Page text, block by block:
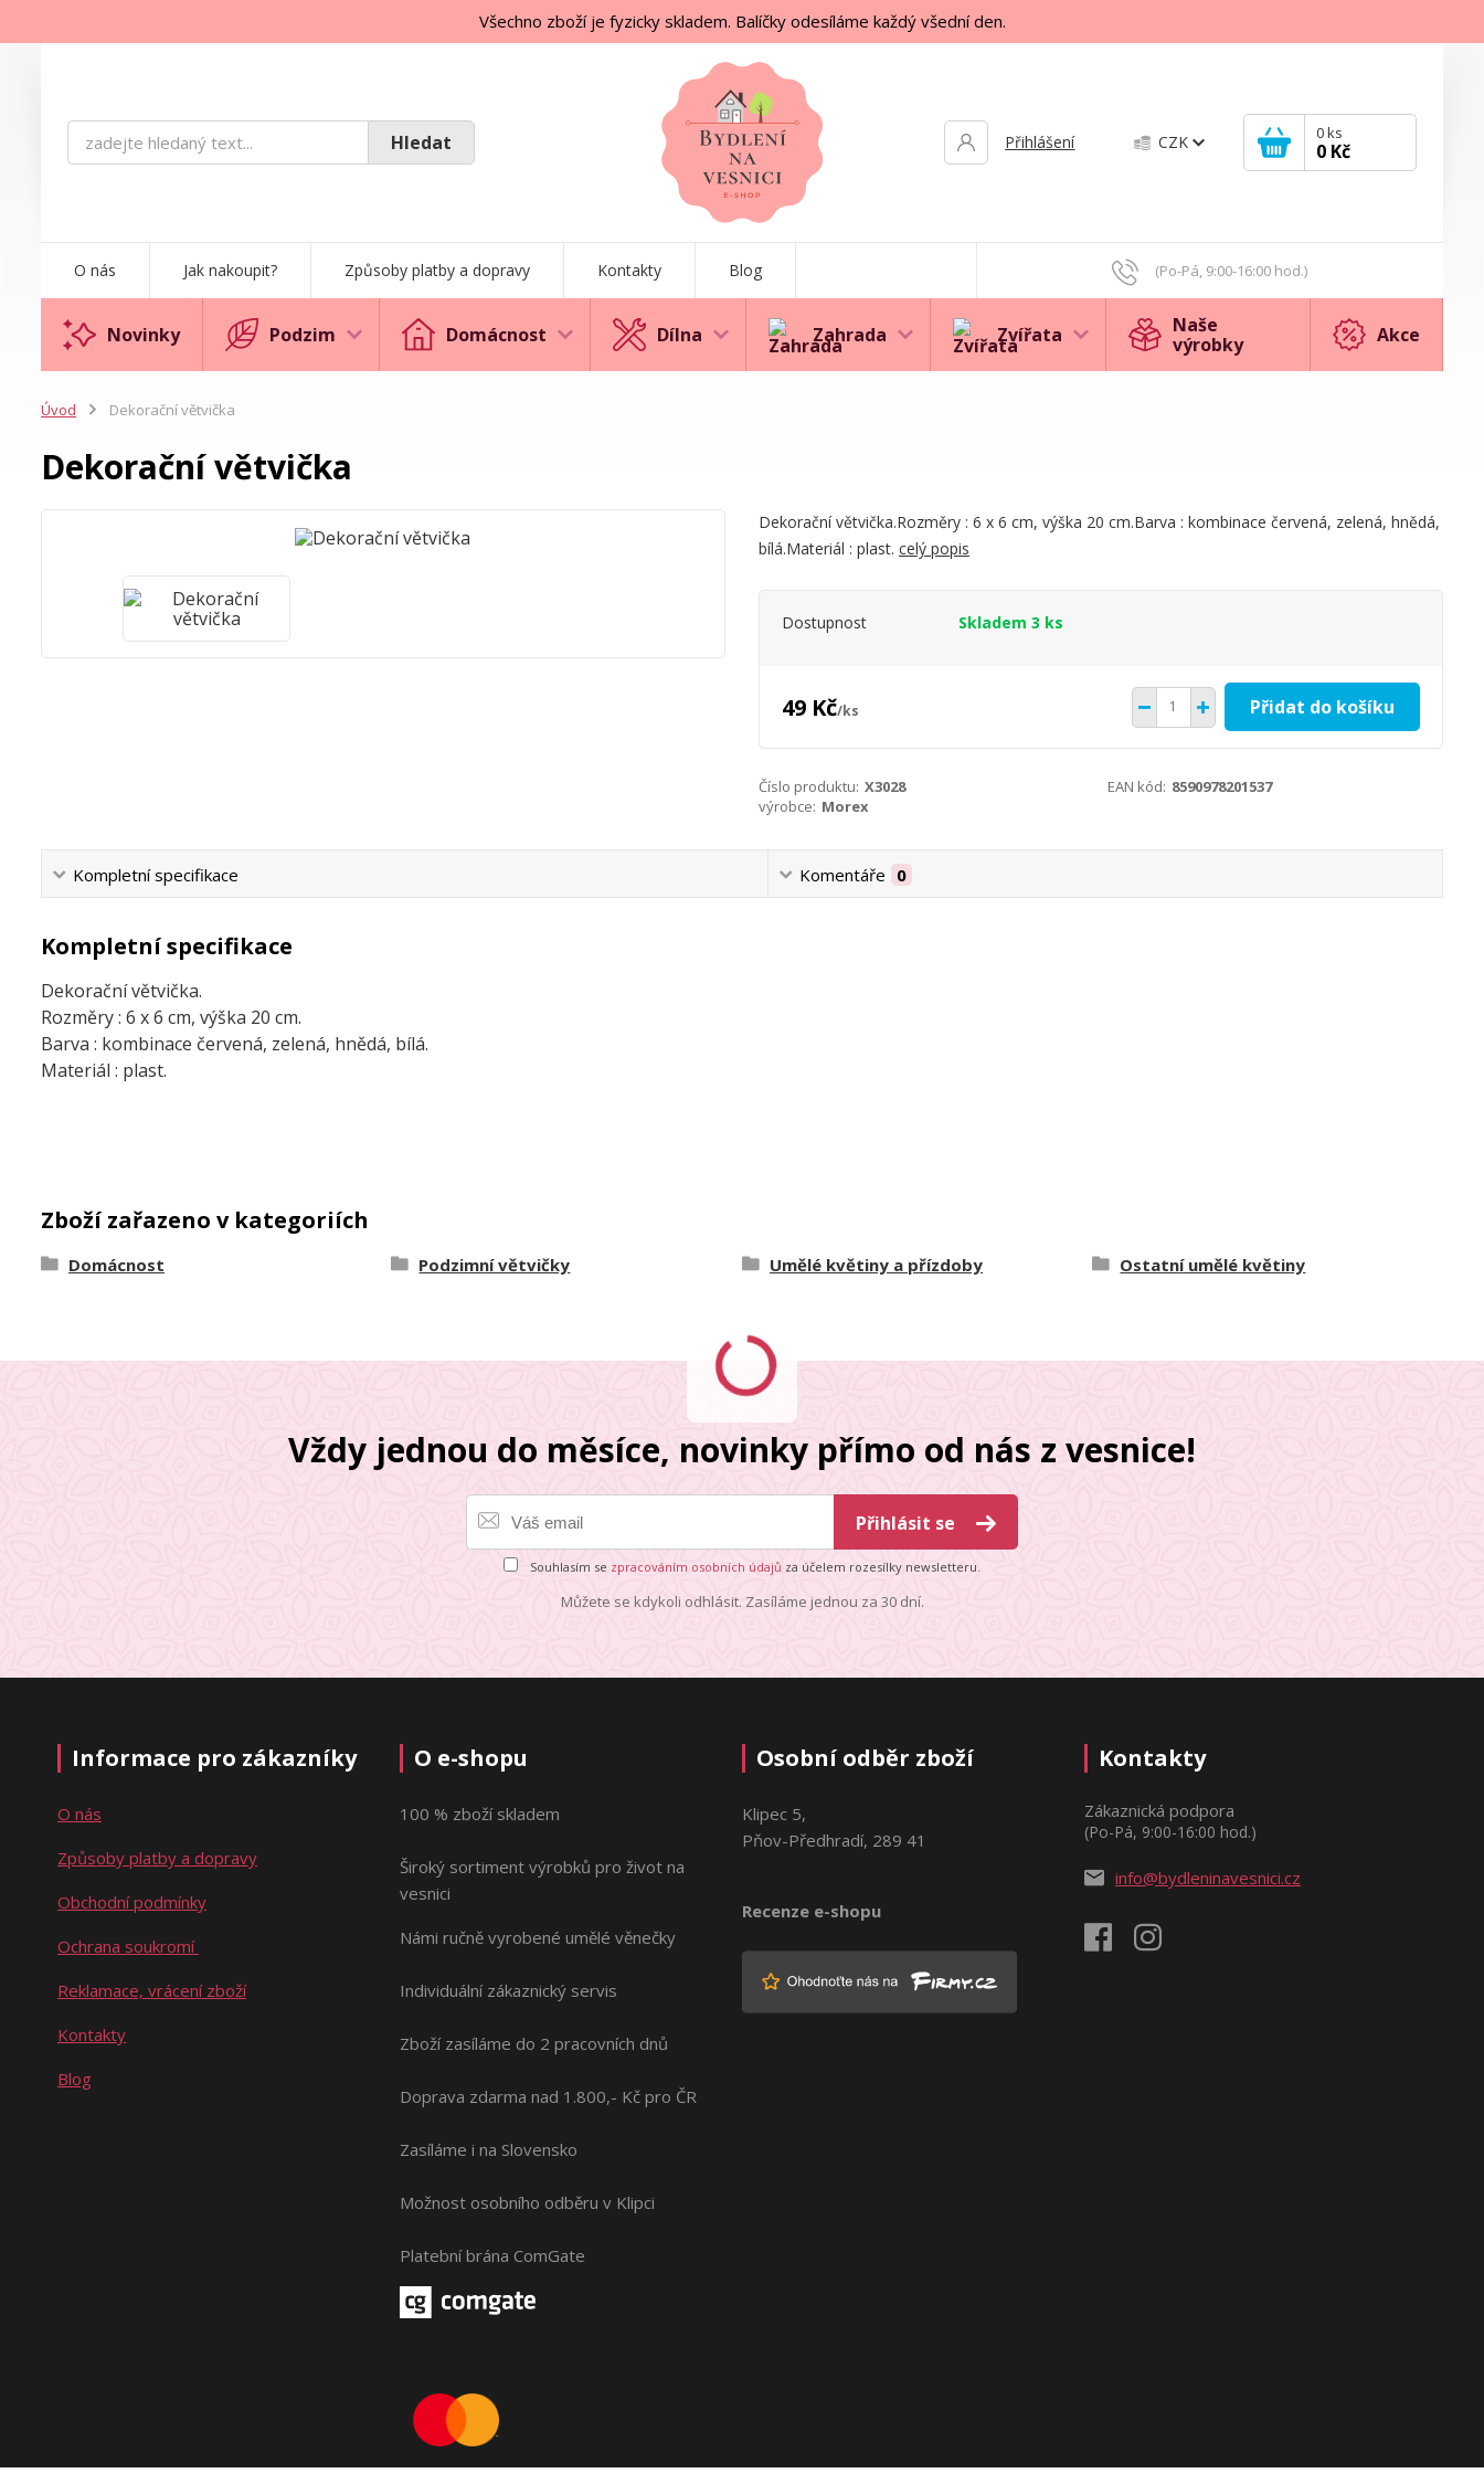
Všechno zboží je fyzicky skladem. Balíčky odesíláme každý všední den.
O nás Jak nakoupit? Způsoby platby a dopravy Kontakty Blog
CZK
Přihlášení
Hledat
(Po-Pá, 9:00-16:00 hod.)
0ks
0 Kč
Novinky Podzim Domácnost Dílna Zahrada Zvířata
Naše
výrobky
Akce
Úvod Dekorační větvička
Dekorační větvička
Dekorační větvička.Rozměry : 6 x 6 cm, výška 20 cm.Barva : kombinace červená, zelená, hnědá,
bílá.Materiál : plast. celý popis
Dostupnost Skladem 3 ks
49 Kč/ks Přidat do košíku
Číslo produktu: X3028 EAN kód: 8590978201537
výrobce: Morex
Kompletní specifikace Komentáře 0
Kompletní specifikace
Dekorační větvička.
Rozměry : 6 x 6 cm, výška 20 cm.
Barva : kombinace červená, zelená, hnědá, bílá.
Materiál : plast.
Zboží zařazeno v kategoriích
Domácnost Podzimní větvičky Umělé květiny a přízdoby Ostatní umělé květiny
Vždy jednou do měsíce, novinky přímo od nás z vesnice!
Přihlásit se
Souhlasím se zpracováním osobních údajů za účelem rozesílky newsletteru.
Můžete se kdykoli odhlásit. Zasíláme jednou za 30 dní.
Informace pro zákazníky
O nás
Způsoby platby a dopravy
Obchodní podmínky
Ochrana soukromí
Reklamace, vrácení zboží
Kontakty
Blog
O e-shopu
100 % zboží skladem
Široký sortiment výrobků pro život na
vesnici
Námi ručně vyrobené umělé věnečky
Individuální zákaznický servis
Zboží zasíláme do 2 pracovních dnů
Doprava zdarma nad 1.800,- Kč pro ČR
Zasíláme i na Slovensko
Možnost osobního odběru v Klipci
Platební brána ComGate
Osobní odběr zboží
Klipec 5,
Pňov-Předhradí, 289 41
Recenze e-shopu
Kontakty
Zákaznická podpora
(Po-Pá, 9:00-16:00 hod.)
info@bydleninavesnici.cz